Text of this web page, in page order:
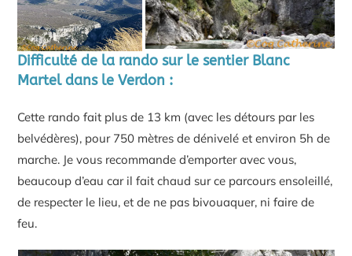
Difficulté de la rando sur le sentier Blanc
Martel dans le Verdon :
Cette rando fait plus de 13 km (avec les détours par les
belvédères), pour 750 mètres de dénivelé et environ 5h de
marche. Je vous recommande d’emporter avec vous,
beaucoup d’eau car il fait chaud sur ce parcours ensoleillé,
de respecter le lieu, et de ne pas bivouaquer, ni faire de
feu.